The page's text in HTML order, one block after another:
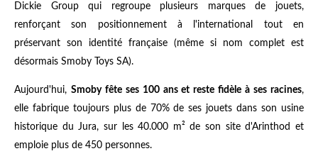
Dickie Group qui regroupe plusieurs marques de jouets,
renforçant son positionnement à l'international tout en
préservant son identité française (même si nom complet est
désormais Smoby Toys SA).
Aujourd'hui, Smoby fête ses 100 ans et reste fidèle à ses racines,
elle fabrique toujours plus de 70% de ses jouets dans son usine
historique du Jura, sur les 40.000 m² de son site d'Arinthod et
emploie plus de 450 personnes.